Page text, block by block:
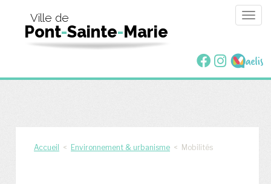
Ville de
Pont-Sainte-Marie
Accueil < Environnement & urbanisme < Mobilités